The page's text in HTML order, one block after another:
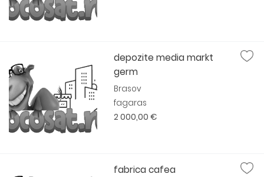
depozite media markt
germ
Brasov
fagaras
2 000,00 €
fabrica cafea